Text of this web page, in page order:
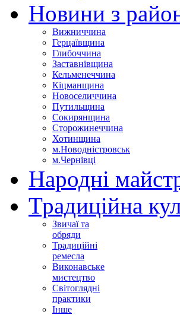
Новини з
Вижниччина
Герцаївщина
Глибоччина
Заставнівщина
Кельменеччина
Кіцманщина
Новоселиччина
Путильщина
Сокирянщина
Сторожинеччина
Хотинщина
м.Новодністровськ
м.Чернівці
Народні
Традиційна
Звичаї та
обряди
Традиційні
ремесла
Виконавське
мистецтво
Світоглядні
практики
Інше